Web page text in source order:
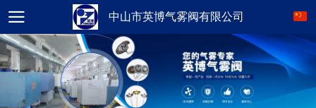
中山市英博气雾阀有限公司